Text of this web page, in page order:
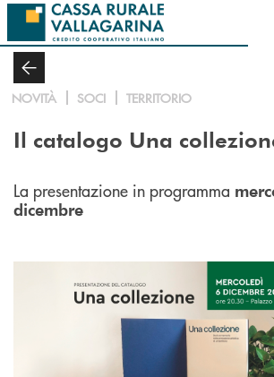
Salta al contenuto principale
NOVITÀ SOCI TERRITORIO
Il catalogo Una
La presentazione in programma
dicembre